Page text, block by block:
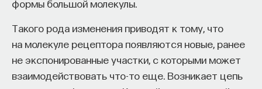
формы большой молекулы.
Такого рода изменения приводят к тому, что
на молекуле рецептора появляются новые, ранее
не экспонированные участки, с которыми может
взаимодействовать что-то еще. Возникает цепь
Та зона, которая занимается движениями
и связана с черной субстанцией, к сожалению,
порой подвержена весьма характерному
заболеванию, называющемуся паркинсонизм
(болезнь Паркинсона). Проблема в том, что